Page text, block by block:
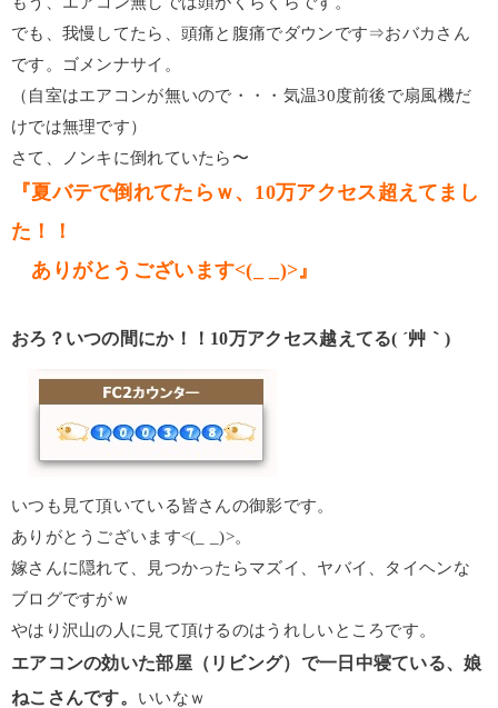
でも、我慢してたら、頭痛と腹痛でダウンです⇒おバカさん
です。ゴメンナサイ。
（自室はエアコンが無いので・・・気温30度前後で扇風機だ
けでは無理です）
さて、ノンキに倒れていたら〜
『夏バテで倒れてたらｗ、10万アクセス超えてまし
た！！
ありがとうございます<(_ _)>』
おろ？いつの間にか！！10万アクセス越えてる( ´艸｀)
いつも見て頂いている皆さんの御影です。
ありがとうございます<(_ _)>。
嫁さんに隠れて、見つかったらマズイ、ヤバイ、タイヘンな
ブログですがｗ
やはり沢山の人に見て頂けるのはうれしいところです。
エアコンの効いた部屋（リビング）で一日中寝ている、娘
ねこさんです。 いいなｗ